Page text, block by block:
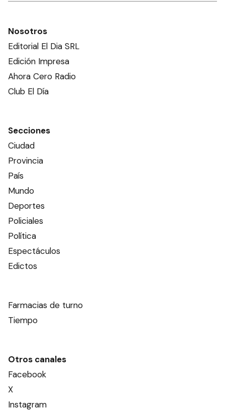
Nosotros
Editorial El Dia SRL
Edición Impresa
Ahora Cero Radio
Club El Día
Secciones
Ciudad
Provincia
País
Mundo
Deportes
Policiales
Política
Espectáculos
Edictos
Farmacias de turno
Tiempo
Otros canales
Facebook
X
Instagram